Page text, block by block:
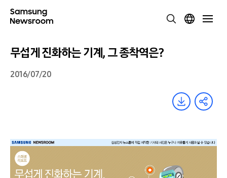
무섭게 진화하는 기계, 그 종착역은?
2016/07/20